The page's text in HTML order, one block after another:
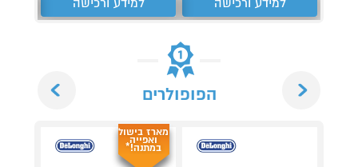
למידע ורכישה למידע ורכישה
הפופולרים
מארז בישול
ואפייה
במתנה!*